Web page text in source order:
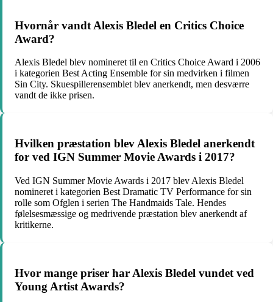
Hvornår vandt Alexis Bledel en Critics Choice
Award?
Alexis Bledel blev nomineret til en Critics Choice Award i 2006
i kategorien Best Acting Ensemble for sin medvirken i filmen
Sin City. Skuespillerensemblet blev anerkendt, men desværre
vandt de ikke prisen.
Hvilken præstation blev Alexis Bledel anerkendt
for ved IGN Summer Movie Awards i 2017?
Ved IGN Summer Movie Awards i 2017 blev Alexis Bledel
nomineret i kategorien Best Dramatic TV Performance for sin
rolle som Ofglen i serien The Handmaids Tale. Hendes
følelsesmæssige og medrivende præstation blev anerkendt af
kritikerne.
Hvor mange priser har Alexis Bledel vundet ved
Young Artist Awards?